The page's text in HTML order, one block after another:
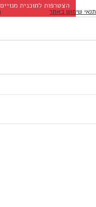
הצטרפות לתוכנית מנויים
תנאי שימוש באתר